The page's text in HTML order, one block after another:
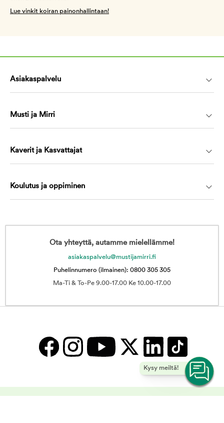
Lue vinkit koiran painonhallintaan!
Kysy meiltä!
Asiakaspalvelu
Musti ja Mirri
Kaverit ja Kasvattajat
Koulutus ja oppiminen
Ota yhteyttä, autamme mielellämme!
asiakaspalvelu@mustijamirri.fi
Puhelinnumero (ilmainen): 0800 305 305
Ma-Ti & To-Pe 9.00-17.00 Ke 10.00-17.00